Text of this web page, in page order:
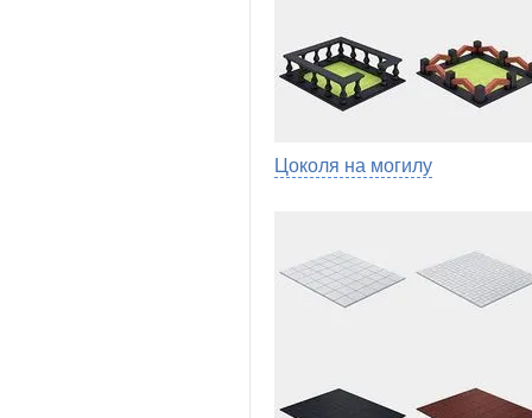
Цоколя на могилу